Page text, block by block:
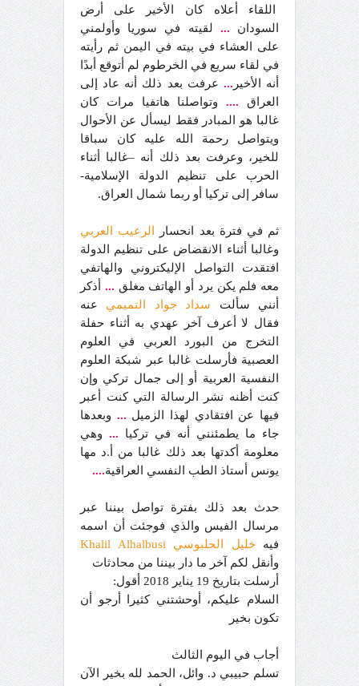
اللقاء أعلاه كان الأخير على أرض
السودان ... لقيته في سوريا وأولمني
على العشاء في بيته في اليمن ثم رأيته
في لقاء سريع في الخرطوم لم أتوقع أبدًا
أنه الأخير ... عرفت بعد ذلك أنه عاد إلى
العراق ....وتواصلنا هاتفيا مرات كان
غالبا هو المبادر فقط ليسأل عن الأحوال
ويتواصل رحمة الله عليه كان سباقا
للخير، وعرفت بعد ذلك أنه –غالبا أثناء
الحرب على تنظيم الدولة الإسلامية-
سافر إلى تركيا أو ربما شمال العراق.
ثم في فترة بعد انحسار
الرعيب العربي
وغالبا أثناء الانقضاض على تنظيم الدولة
افتقدت التواصل الإليكتروني والهاتفي
معه فلم يكن يرد أو الهاتف مغلق ... أذكر
أنني سألت سداد جواد التميمي عنه
فقال لا أعرف آخر عهدي به أثناء حفلة
التخرج من البورد العربي في العلوم
العصبية فأرسلت غالبا عبر شبكة العلوم
النفسية العربية أو إلى جمال تركي وإن
كنت أظنه نشر الرسالة التي كنت أعبر
فيها عن افتقادي لهذا الزميل ... وبعدها
جاء ما يطمئنني أنه في تركيا ... وهي
معلومة أكدتها بعد ذلك غالبا من أ.د مها
يونس أستاذ الطب النفسي العراقية....
حدث بعد ذلك بفترة تواصل بيننا عبر
مرسال الفيس والذي فوجئت أن اسمه
فيهخليل الحلبوسي Khalil Alhalbusi
وأنقل لكم آخر ما دار بيننا من محادثات
أرسلت بتاريخ 19 يناير 2018 أقول:
السلام عليكم، أوحشتني كثيرا أرجو أن
تكون بخير
أجاب في اليوم الثالث
تسلم حبيبي د. وائل، الحمد لله بخير الآن